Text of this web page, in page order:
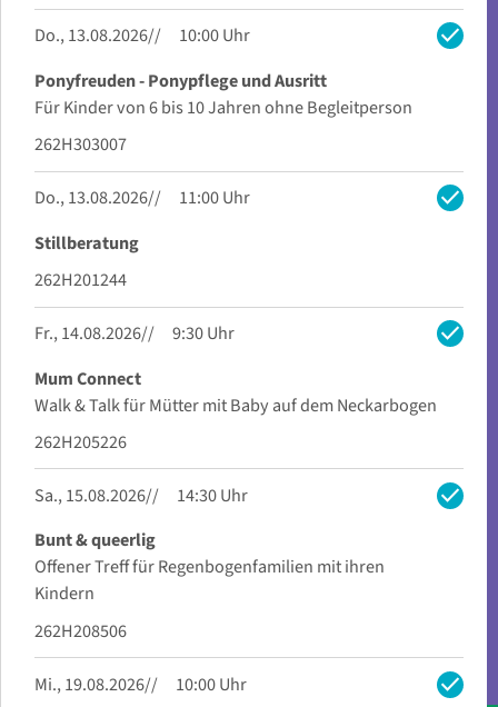
check
Do., 13.08.2026
10:00 Uhr
Ponyfreuden - Ponypflege und Ausritt
Für Kinder von 6 bis 10 Jahren ohne Begleitperson
262H303007
check
Do., 13.08.2026
11:00 Uhr
Stillberatung
262H201244
check
Fr., 14.08.2026
9:30 Uhr
Mum Connect
Walk & Talk für Mütter mit Baby auf dem Neckarbogen
262H205226
check
Sa., 15.08.2026
14:30 Uhr
Bunt & queerlig
Offener Treff für Regenbogenfamilien mit ihren
Kindern
262H208506
check
Mi., 19.08.2026
10:00 Uhr